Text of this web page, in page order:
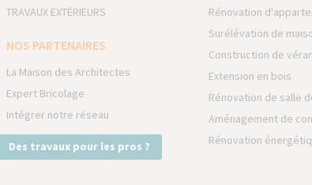
TRAVAUX EXTÉRIEURS
NOS PARTENAIRES
La Maison des Architectes
Expert Bricolage
Intégrer notre réseau
Des travaux pour les pros ?
Rénovation
Surélévation de
Construction de
Extension en bois
Rénovation de salle
Aménagement de
Rénovation